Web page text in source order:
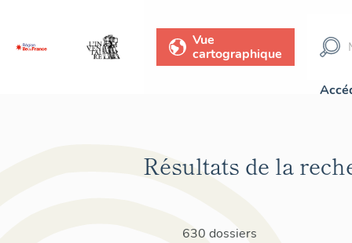
Vue
cartographique
Résultats de la
630 dossiers